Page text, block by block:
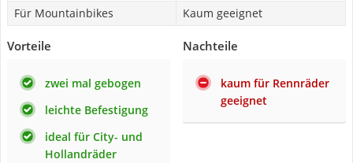
Für Mountainbikes
Kaum geeignet
Vorteile
zwei mal gebogen
leichte Befestigung
ideal für City- und
Hollandräder
Nachteile
kaum für Rennräder
geeignet